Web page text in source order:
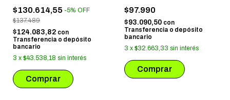
NEGRO - CARPETA PARA
COLECCIONES
$130.614,55 -5% OFF
$137.489
$124.083,82 con
Transferencia o depósito
bancario
3 x $43.538,18 sin interés
$97.990
$93.090,50 con
Transferencia o depósito
bancario
3 x $32.663,33 sin interés